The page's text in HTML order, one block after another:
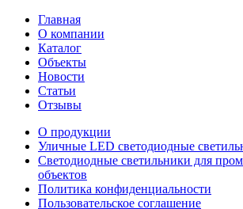
Главная
О компании
Каталог
Объекты
Новости
Статьи
Отзывы
О продукции
Уличные LED светодиодные
Светодиодные светильники для
объектов
Политика конфиденциальности
Пользовательское соглашение